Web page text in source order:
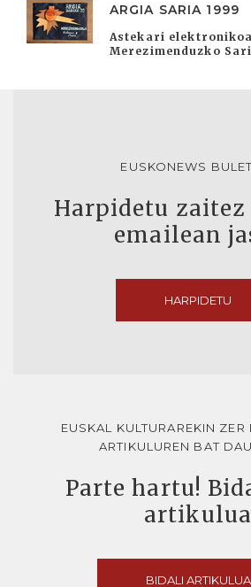
ARGIA SARIA 1999
Astekari
Merezimenduzko
EUSKONEWS
Harpidetu zaitez
emailean
HARPIDETU
EUSKAL KULTURAREKIN ZER
ARTIKULUREN BAT
Parte hartu!
artikulua
BIDALI ARTIKULUA